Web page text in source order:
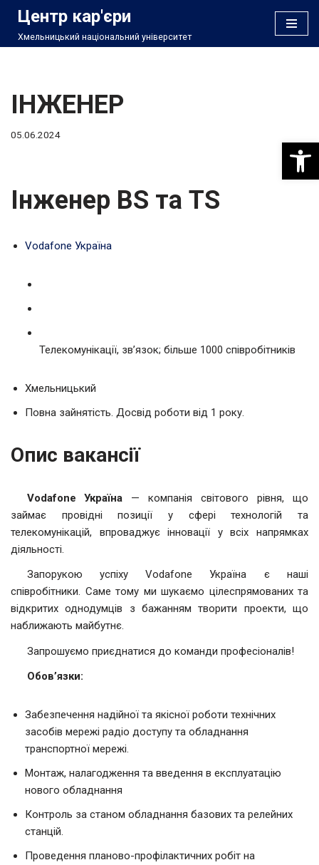
Перейти
Центр кар'єри
Хмельницький національний університет
ІНЖЕНЕР
05.06.2024
Інженер BS та TS
Vodafone Україна
Телекомунікації, зв’язок; більше 1000 співробітників
Хмельницький
Повна зайнятість. Досвід роботи від 1 року.
Опис вакансії
Vodafone Україна — компанія світового рівня, що
займає провідні позиції у сфері технологій та
телекомунікацій, впроваджує інновації у всіх напрямках
діяльності.
Запорукою успіху Vodafone Україна є наші
співробітники. Саме тому ми шукаємо цілеспрямованих та
відкритих однодумців з бажанням творити проекти, що
наближають майбутнє.
Запрошуємо приєднатися до команди професіоналів!
Обов’язки:
Забезпечення надійної та якісної роботи технічних
засобів мережі радіо доступу та обладнання
транспортної мережі.
Монтаж, налагодження та введення в експлуатацію
нового обладнання
Контроль за станом обладнання базових та релейних
станцій.
Проведення планово-профілактичних робіт на